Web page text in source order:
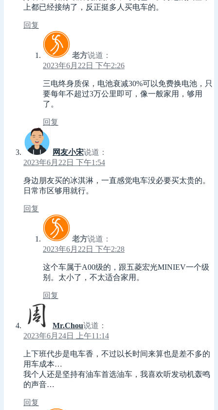
上都已经接纳了，反正挺多人买电车的。
回复
老方说道：
2023年6月22日 下午2:26
三电终身质保，电池衰减30%可以免费换电池，只
要每年不超过3万公里即可，像一般家用，够用
了。
回复
网友小宋说道：
2023年6月22日 下午1:54
身边朋友买的冰淇淋，一直感觉电车没必要买太贵的。
日常市区够用就行。
回复
老方说道：
2023年6月22日 下午2:28
这个车属于A00级的，跟五菱宏光MINIEV一个级
别。太小了，不太适合家用。
回复
Mr.Chou说道：
2023年6月24日 上午11:14
上下班代步是电车香，不过以长时间来算也是差不多的
用车成本…
我个人还是坚持有油车首选油车，我喜欢听发动机轰鸣
的声音…
回复